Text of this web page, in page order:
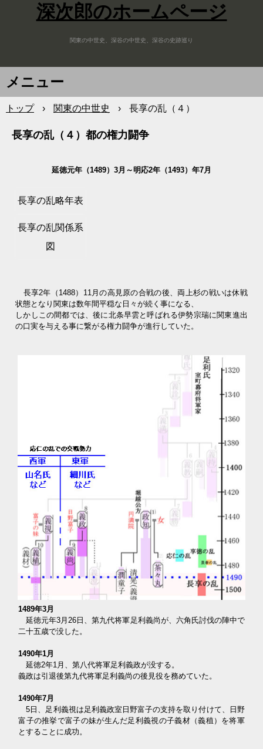
深次郎のホームページ
関東の中世史、深谷の中世史、深谷の史跡巡り
メニュー
トップ › 関東の中世史 › 長享の乱（４）
長享の乱（４）都の権力闘争
延徳元年（1489）3月～明応2年（1493）年7月
長享の乱略年表
長享の乱関係系
図
長享2年（1488）11月の高見原の合戦の後、両上杉の戦いは休戦
状態となり関東は数年間平穏な日々が続く事になる、
しかしこの間都では、後に北条早雲と呼ばれる伊勢宗瑞に関東進出
の口実を与える事に繋がる権力闘争が進行していた。
1489年3月
延徳元年3月26日、第九代将軍足利義尚が、六角氏討伐の陣中で
二十五歳で没した。
1490年1月
延徳2年1月、第八代将軍足利義政が没する。
義政は引退後第九代将軍足利義尚の後見役を務めていた。
1490年7月
5日、足利義視は足利義政室日野富子の支持を取り付けて、日野
富子の推挙で富子の妹が生んだ足利義視の子義材（義稙）を将軍
とすることに成功。